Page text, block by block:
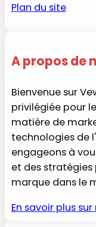
Plan du site
A propos de
Bienvenue sur
privilégiée pour
matière de
technologies de
engageons à
et des
marque dans le
En savoir plus sur